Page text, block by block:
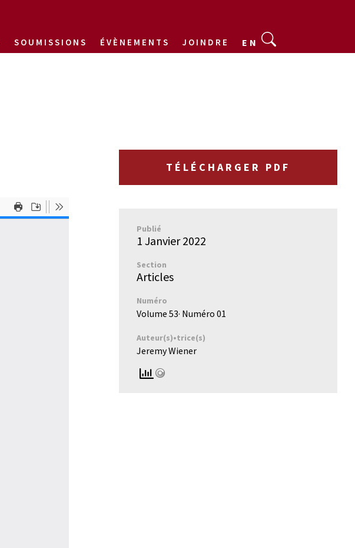
SOUMISSIONS ÉVÈNEMENTS JOINDRE EN
TÉLÉCHARGER PDF
Publié
1 Janvier 2022
Section
Articles
Numéro
Volume 53· Numéro 01
Auteur(s)•trice(s)
Jeremy Wiener